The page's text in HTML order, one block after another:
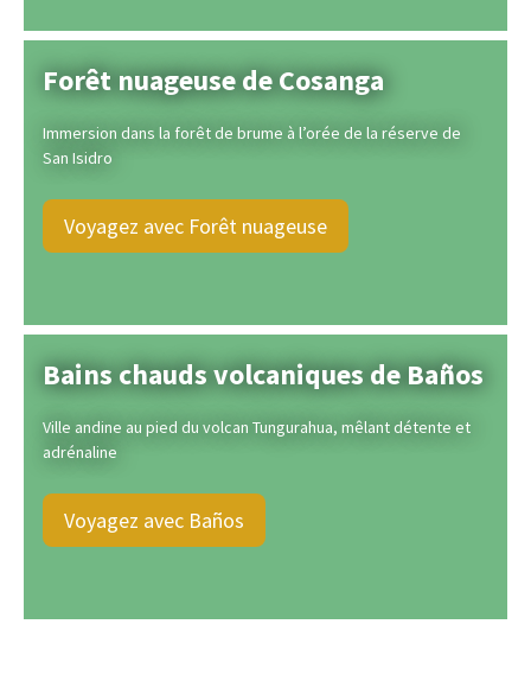
Forêt nuageuse de Cosanga
Immersion dans la forêt de brume à l’orée de la réserve de
San Isidro
Voyagez avec Forêt nuageuse
Bains chauds volcaniques de Baños
Ville andine au pied du volcan Tungurahua, mêlant détente et
adrénaline
Voyagez avec Baños